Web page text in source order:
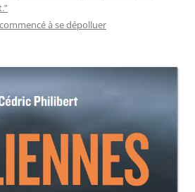
à se dépolluer